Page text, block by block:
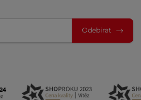
Odebírat